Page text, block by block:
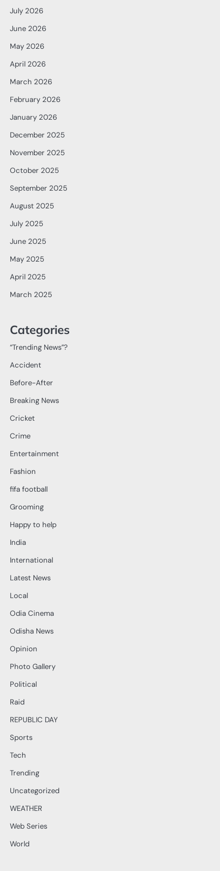
July 2026
June 2026
May 2026
April 2026
March 2026
February 2026
January 2026
December 2025
November 2025
October 2025
September 2025
August 2025
July 2025
June 2025
May 2025
April 2025
March 2025
Categories
“Trending News”?
Accident
Before-After
Breaking News
Cricket
Crime
Entertainment
Fashion
fifa football
Grooming
Happy to help
India
International
Latest News
Local
Odia Cinema
Odisha News
Opinion
Photo Gallery
Political
Raid
REPUBLIC DAY
Sports
Tech
Trending
Uncategorized
WEATHER
Web Series
World